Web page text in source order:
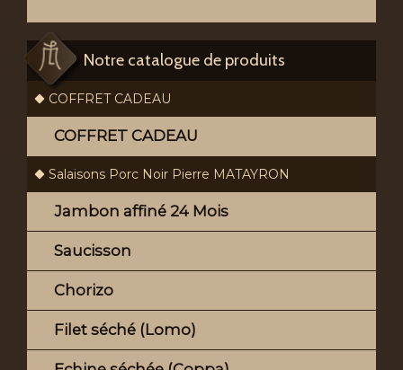
Notre catalogue de produits
COFFRET CADEAU
COFFRET CADEAU
Salaisons Porc Noir Pierre MATAYRON
Jambon affiné 24 Mois
Saucisson
Chorizo
Filet séché (Lomo)